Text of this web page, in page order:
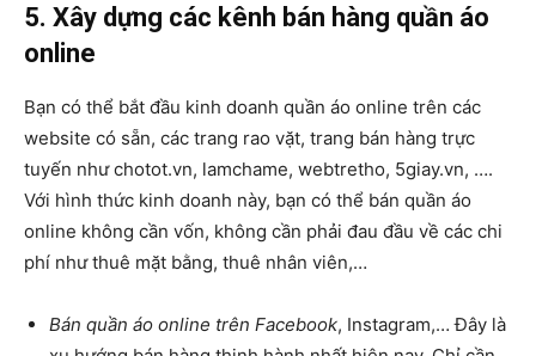
5. Xây dựng các kênh bán hàng quần áo
online
Bạn có thể bắt đầu kinh doanh quần áo online trên các
website có sẵn, các trang rao vặt, trang bán hàng trực
tuyến như chotot.vn, lamchame, webtretho, 5giay.vn, ….
Với hình thức kinh doanh này, bạn có thể bán quần áo
online không cần vốn, không cần phải đau đầu về các chi
phí như thuê mặt bằng, thuê nhân viên,…
Bán quần áo online trên Facebook, Instagram,… Đây là